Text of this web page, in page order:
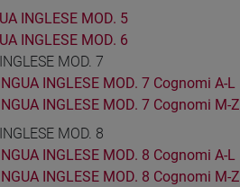
INGLESE MOD. 5
INGLESE MOD. 6
MOD. 7
INGLESE MOD. 7 Cognomi A-L
INGLESE MOD. 7 Cognomi M-Z
MOD. 8
INGLESE MOD. 8 Cognomi A-L
INGLESE MOD. 8 Cognomi M-Z